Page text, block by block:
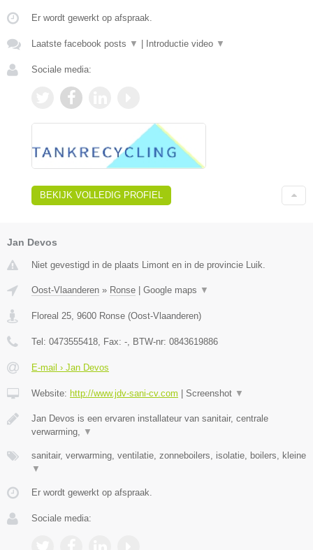
Er wordt gewerkt op afspraak.
Laatste facebook posts ▼ | Introductie video ▼
Sociale media:
BEKIJK VOLLEDIG PROFIEL
Jan Devos
Niet gevestigd in de plaats Limont en in de provincie Luik.
Oost-Vlaanderen » Ronse Google maps ▼
Floreal 25 9600 Ronse (Oost-Vlaanderen)
Tel: 0473555418 , Fax: - , BTW-nr: 0843619886
E-mail › Jan Devos
Website: http://www.jdv-sani-cv.com Screenshot ▼
Jan Devos is een ervaren installateur van sanitair, centrale
verwarming,
▼
sanitair, verwarming, ventilatie, zonneboilers, isolatie, boilers, kleine
▼
Er wordt gewerkt op afspraak.
Sociale media: